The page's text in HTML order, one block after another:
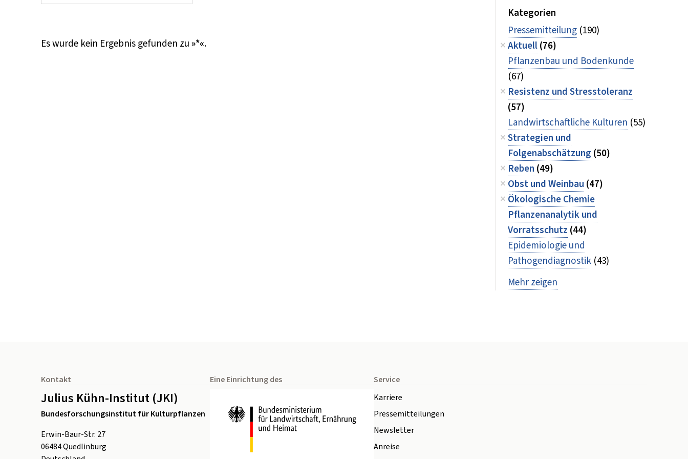
Es wurde kein Ergebnis gefunden zu»*«.
Kategorien
Pressemitteilung (190)
Aktuell(76)
Pflanzenbau und Bodenkunde
(67)
Resistenz und Stresstoleranz
(57)
Landwirtschaftliche Kulturen (55)
Strategien und
Folgenabschätzung (50)
Reben (49)
Obst und Weinbau (47)
Ökologische Chemie
Pflanzenanalytik und
Vorratsschutz (44)
Epidemiologie und
Pathogendiagnostik (43)
Mehr zeigen
Kontakt
Julius Kühn-Institut (JKI)
Bundesforschungsinstitut für Kulturpflanzen
Erwin-Baur-Str. 27
06484Quedlinburg
Eine Einrichtung des
Service
Karriere
Pressemitteilungen
Newsletter
Anreise